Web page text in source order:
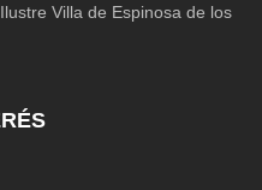
Villa de Espinosa de los